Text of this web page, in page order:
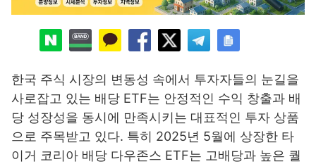
한국 주식 시장의 변동성 속에서 투자자들의 눈길을
사로잡고 있는 배당 ETF는 안정적인 수익 창출과 배
당 성장성을 동시에 만족시키는 대표적인 투자 상품
으로 주목받고 있다. 특히 2025년 5월에 상장한 타
이거 코리아 배당 다우존스 ETF는 고배당과 높은 퀄